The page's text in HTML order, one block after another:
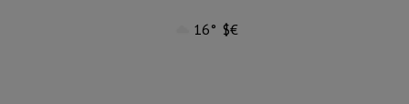
16° $€